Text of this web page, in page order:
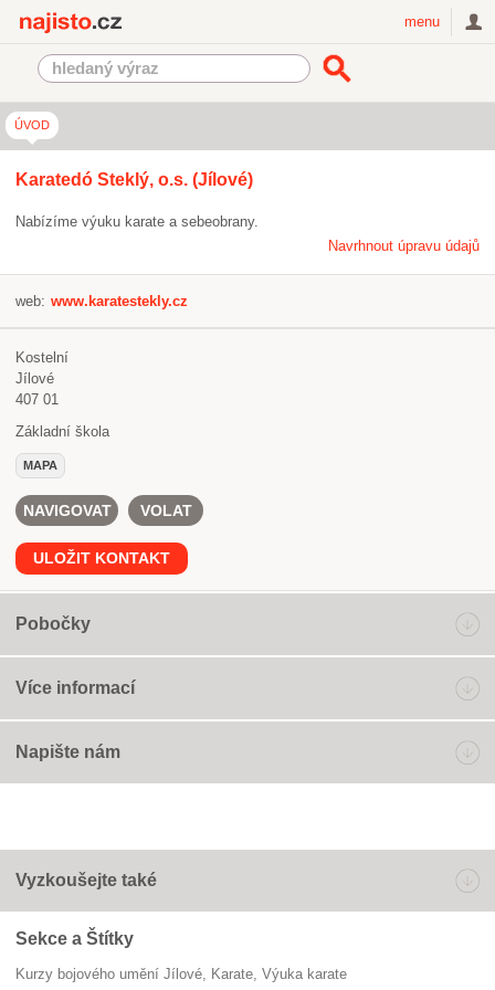
menu
ÚVOD
Karatedó Steklý, o.s. (Jílové)
Nabízíme výuku karate a sebeobrany.
Navrhnout úpravu údajů
web: www.karatestekly.cz
Kostelní
Jílové
407 01
Základní škola
MAPA
NAVIGOVAT VOLAT
ULOŽIT KONTAKT
Pobočky
Více informací
Napište nám
Vyzkoušejte také
Sekce a Štítky
Kurzy bojového umění Jílové Karate výuka karate